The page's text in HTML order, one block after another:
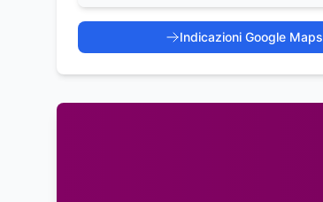
Indicazioni Google Maps